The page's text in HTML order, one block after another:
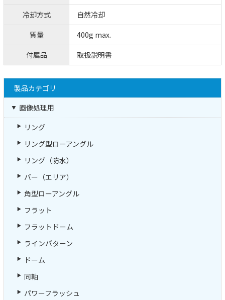
冷却方式
自然冷却
質量
400g max.
付属品
取扱説明書
製品カテゴリ
画像処理用
リング
リング型ローアングル
リング（防水）
バー（エリア）
角型ローアングル
フラット
フラットドーム
ラインパターン
ドーム
同軸
パワーフラッシュ